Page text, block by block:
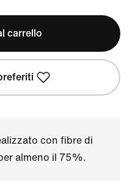
carrello
con fibre di
almeno il 75%.